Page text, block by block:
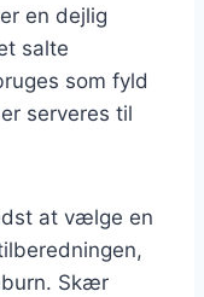
en dejlig
salte
som fyld
serveres til
at vælge en
Skær